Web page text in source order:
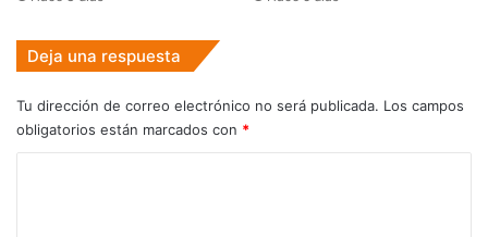
Deja una respuesta
Tu dirección de correo electrónico no será publicada. Los campos
obligatorios están marcados con *